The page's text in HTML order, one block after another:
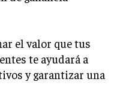
DEL CLIENTE
el valor que tus
te ayudará a
y garantizar una